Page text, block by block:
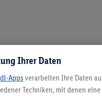
Ihrer Daten
Apps verarbeiten Ihre Daten
Techniken, mit denen